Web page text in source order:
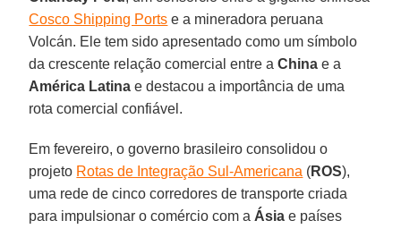
Cosco Shipping Ports e a mineradora peruana
Volcán. Ele tem sido apresentado como um símbolo
da crescente relação comercial entre aChina e a
América Latina e destacou a importância de uma
rota comercial confiável.
Em fevereiro, o governo brasileiro consolidou o
projeto Rotas de Integração Sul-Americana (ROS),
uma rede de cinco corredores de transporte criada
para impulsionar o comércio com a Ásia e países